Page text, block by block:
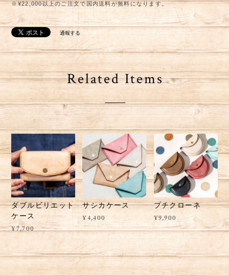
※¥22,000以上のご注文で国内送料が無料になります。
通報する
Related Items
ダブルビリエット
ケース
¥7,700
サシカケース
¥4,400
プチクローネ
¥9,900